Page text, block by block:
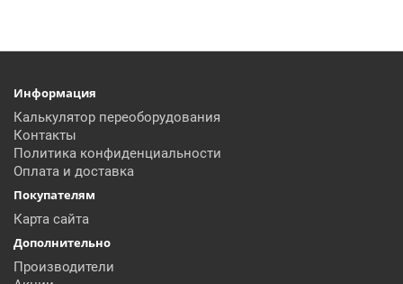
Информация
Калькулятор переоборудования
Контакты
Политика конфиденциальности
Оплата и доставка
Покупателям
Карта сайта
Дополнительно
Производители